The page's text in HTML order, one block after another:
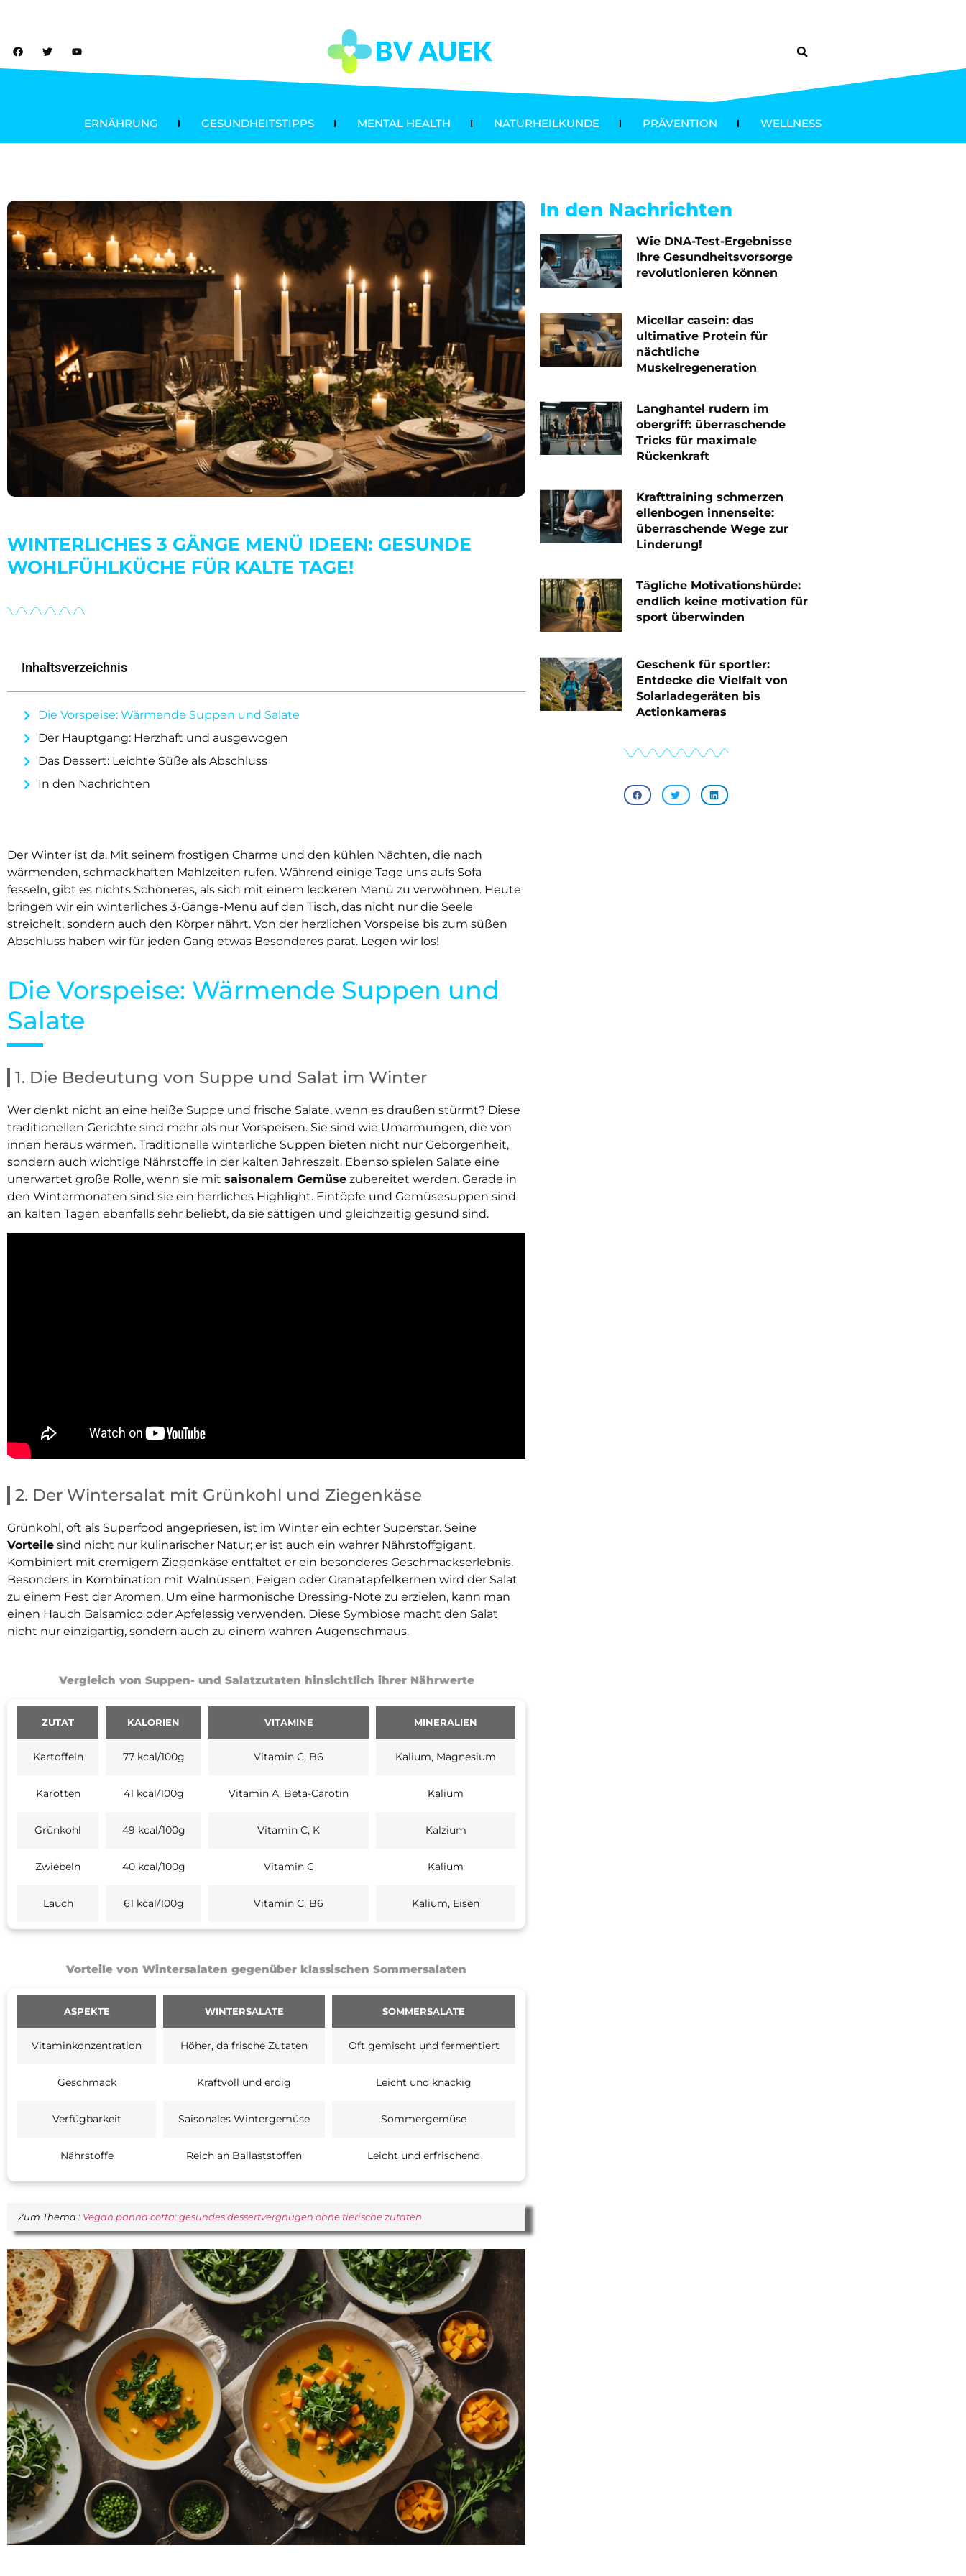
ERNÄHRUNG GESUNDHEITSTIPPS MENTAL HEALTH NATURHEILKUNDE PRÄVENTION WELLNESS
WINTERLICHES 3 GÄNGE MENÜ IDEEN: GESUNDE
WOHLFÜHLKÜCHE FÜR KALTE TAGE!
Inhaltsverzeichnis
Die Vorspeise: Wärmende Suppen und Salate
Der Hauptgang: Herzhaft und ausgewogen
Das Dessert: Leichte Süße als Abschluss
In den Nachrichten
Der Winter ist da. Mit seinem frostigen Charme und den kühlen Nächten, die nach
wärmenden, schmackhaften Mahlzeiten rufen. Während einige Tage uns aufs Sofa
fesseln, gibt es nichts Schöneres, als sich mit einem leckeren Menü zu verwöhnen. Heute
bringen wir ein winterliches 3-Gänge-Menü auf den Tisch, das nicht nur die Seele
streichelt, sondern auch den Körper nährt. Von der herzlichen Vorspeise bis zum süßen
Abschluss haben wir für jeden Gang etwas Besonderes parat. Legen wir los!
Die Vorspeise: Wärmende Suppen und
Salate
1. Die Bedeutung von Suppe und Salat im Winter
Wer denkt nicht an eine heiße Suppe und frische Salate, wenn es draußen stürmt? Diese
traditionellen Gerichte sind mehr als nur Vorspeisen. Sie sind wie Umarmungen, die von
innen heraus wärmen. Traditionelle winterliche Suppen bieten nicht nur Geborgenheit,
sondern auch wichtige Nährstoffe in der kalten Jahreszeit. Ebenso spielen Salate eine
unerwartet große Rolle, wenn sie mit saisonalem Gemüse zubereitet werden. Gerade in
den Wintermonaten sind sie ein herrliches Highlight. Eintöpfe und Gemüsesuppen sind
an kalten Tagen ebenfalls sehr beliebt, da sie sättigen und gleichzeitig gesund sind.
2. Der Wintersalat mit Grünkohl und Ziegenkäse
Grünkohl, oft als Superfood angepriesen, ist im Winter ein echter Superstar. Seine
Vorteile sind nicht nur kulinarischer Natur; er ist auch ein wahrer Nährstoffgigant.
Kombiniert mit cremigem Ziegenkäse entfaltet er ein besonderes Geschmackserlebnis.
Besonders in Kombination mit Walnüssen, Feigen oder Granatapfelkernen wird der Salat
zu einem Fest der Aromen. Um eine harmonische Dressing-Note zu erzielen, kann man
einen Hauch Balsamico oder Apfelessig verwenden. Diese Symbiose macht den Salat
nicht nur einzigartig, sondern auch zu einem wahren Augenschmaus.
Vergleich von Suppen- und Salatzutaten hinsichtlich ihrer Nährwerte
ZUTAT KALORIEN VITAMINE MINERALIEN
Kartoffeln 77 kcal/100g Vitamin C, B6 Kalium, Magnesium
Karotten 41 kcal/100g Vitamin A, Beta-Carotin Kalium
Grünkohl 49 kcal/100g Vitamin C, K Kalzium
Zwiebeln 40 kcal/100g Vitamin C Kalium
Lauch 61 kcal/100g Vitamin C, B6 Kalium, Eisen
Vorteile von Wintersalaten gegenüber klassischen Sommersalaten
ASPEKTE WINTERSALATE SOMMERSALATE
Vitaminkonzentration Höher, da frische Zutaten Oft gemischt und fermentiert
Geschmack Kraftvoll und erdig Leicht und knackig
Verfügbarkeit Saisonales Wintergemüse Sommergemüse
Nährstoffe Reich an Ballaststoffen Leicht und erfrischend
Zum Thema : Vegan panna cotta: gesundes dessertvergnügen ohne tierische zutaten
In den Nachrichten
Wie DNA-Test-Ergebnisse
Ihre Gesundheitsvorsorge
revolutionieren können
Micellar casein: das
ultimative Protein für
nächtliche
Muskelregeneration
Langhantel rudern im
obergriff: überraschende
Tricks für maximale
Rückenkraft
Krafttraining schmerzen
ellenbogen innenseite:
überraschende Wege zur
Linderung!
Tägliche Motivationshürde:
endlich keine motivation für
sport überwinden
Geschenk für sportler:
Entdecke die Vielfalt von
Solarladegeräten bis
Actionkameras